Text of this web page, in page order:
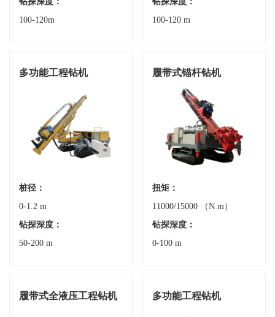
100-120m
100-120 m
多功能工程钻机
桩径：
0-1.2 m
钻探深度：
50-200 m
履带式锚杆钻机
扭矩：
11000/15000 （N.m）
钻探深度：
0-100 m
履带式全液压工程钻机 多功能工程钻机